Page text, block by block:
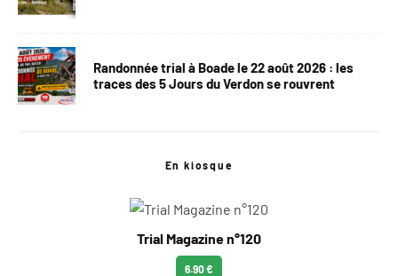
Randonnée trial à Boade le 22 août 2026 : les
traces des 5 Jours du Verdon se rouvrent
En kiosque
Trial Magazine n°120
6.90 €